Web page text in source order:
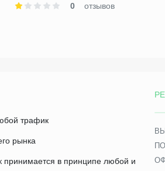
0
отзывов
трафик
рынка
принимается в принципе любой и